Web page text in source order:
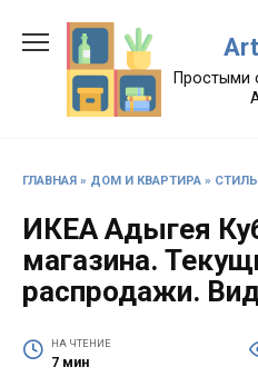
содержанию
Простыми
ГЛАВНАЯ » ДОМ И КВАРТИРА »
ИКЕА Адыгея
магазина.
распродажи.
НА ЧТЕНИЕ
7 мин